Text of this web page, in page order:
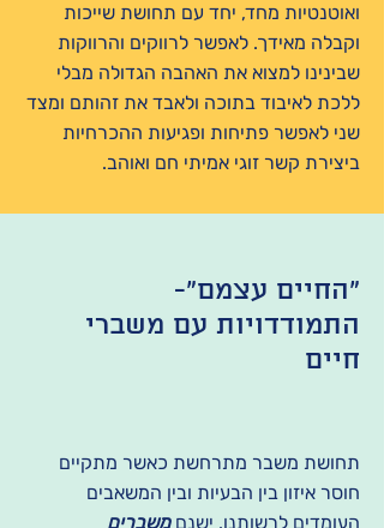
ואוטנטיות מחד, יחד עם תחושת שייכות
וקבלה מאידך. לאפשר לרווקים והרווקות
שבינינו למצוא את האהבה הגדולה מבלי
ללכת לאיבוד בתוכה ולאבד את זהותם ומצד
שני לאפשר פתיחות ופגיעות ההכרחיות
ביצירת קשר זוגי אמיתי חם ואוהב.
"החיים עצמם"-
התמודדויות עם משברי
חיים
תחושת משבר מתרחשת כאשר מתקיים
חוסר איזון בין הבעיות ובין המשאבים
העומדים לרשותנו. ישנםמשברים